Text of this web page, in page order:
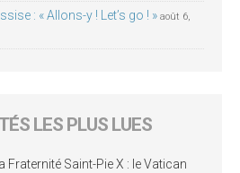
: « Allons-y ! Let’s go ! » août 6,
LES PLUS LUES
Fraternité Saint-Pie X : le Vatican